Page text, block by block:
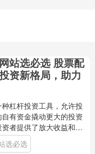
站选必选 股票配
资新格局，助力
杠杆投资工具，允许投
有资金撬动更大的投资
者提供了放大收益和加
会。 牛米网提供的股票
投资者利....
选必选